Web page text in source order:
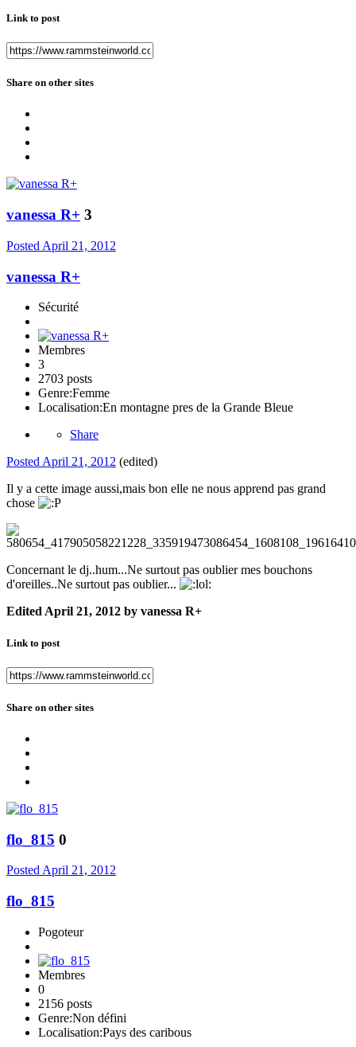
Link to post
Share on other sites
vanessa R+ 3
Posted April 21, 2012
vanessa R+
Sécurité
Membres
3
2703 posts
Genre:Femme
Localisation:En montagne pres de la Grande Bleue
Share
Posted April 21, 2012 (edited)
Il y a cette image aussi,mais bon elle ne nous apprend pas grand
chose
Concernant le dj..hum...Ne surtout pas oublier mes bouchons
d'oreilles..Ne surtout pas oublier...
Edited April 21, 2012 by vanessa R+
Link to post
Share on other sites
flo_815 0
PostedApril 21, 2012
flo_815
Pogoteur
Membres
0
2156 posts
Genre:Non défini
Localisation:Pays des caribous